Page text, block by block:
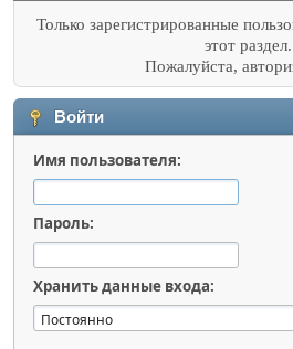
Только зарегистрированные
этот раздел.
Пожалуйста,
Войти
Имя пользователя:
Пароль:
Хранить данные входа: